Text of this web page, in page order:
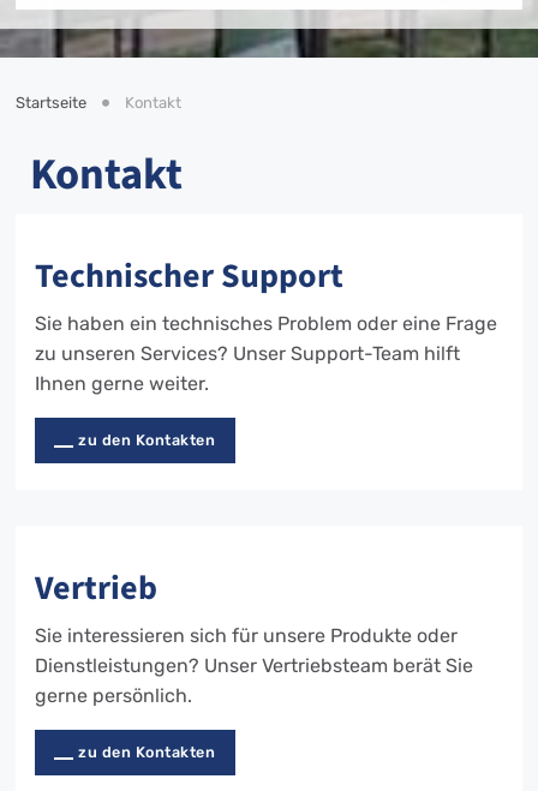
Startseite Kontakt
Kontakt
Technischer Support
Sie haben ein technisches Problem oder eine Frage
zu unseren Services? Unser Support-Team hilft
Ihnen gerne weiter.
zu den Kontakten
Vertrieb
Sie interessieren sich für unsere Produkte oder
Dienstleistungen? Unser Vertriebsteam berät Sie
gerne persönlich.
zu den Kontakten